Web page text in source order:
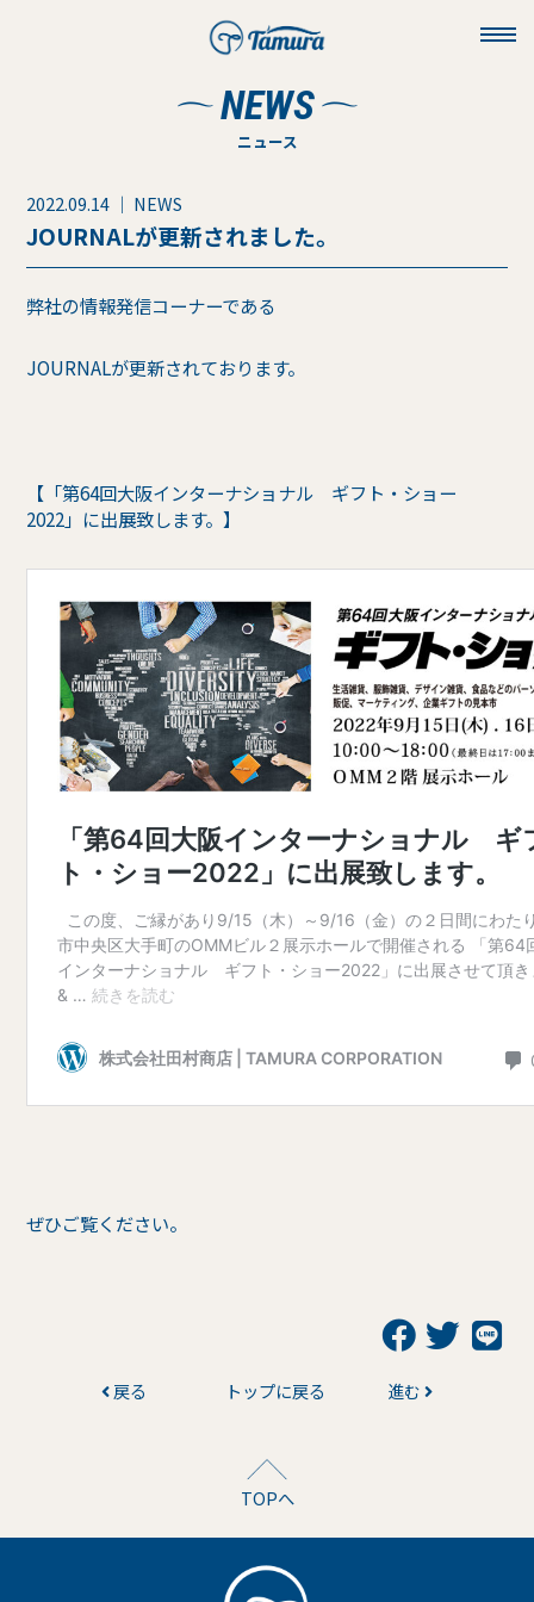
NEWS
ニュース
2022.09.14 ｜ NEWS
JOURNALが更新されました。
弊社の情報発信コーナーである
JOURNALが更新されております。
【「第64回大阪インターナショナル ギフト・ショー
2022」に出展致します。】
ぜひご覧ください。
戻る トップに戻る 進む
TOPへ